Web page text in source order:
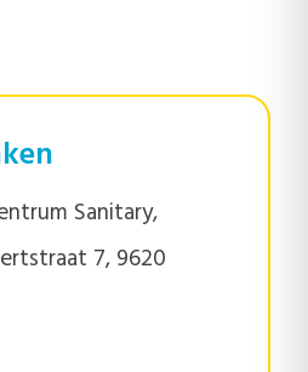
Sanitary,
7, 9620